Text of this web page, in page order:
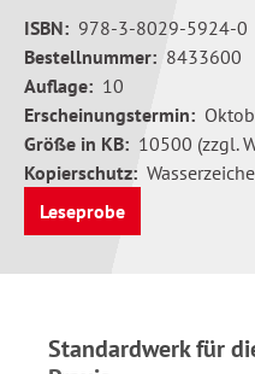
ISBN: 978-3-8029-5924-0
Bestellnummer: 8433600
Auflage: 10
Erscheinungstermin:
Größe in KB: 10500 (zzgl.
Kopierschutz:
Leseprobe
Standardwerk für